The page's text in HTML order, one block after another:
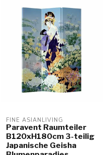
FINE ASIANLIVING
Paravent Raumteiler
B120xH180cm 3-teilig
Japanische Geisha